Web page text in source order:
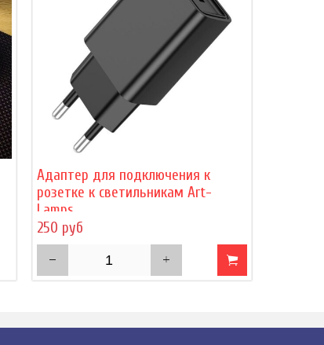
Адаптер для подключения к
розетке к светильникам Art-
Lamps
250 руб